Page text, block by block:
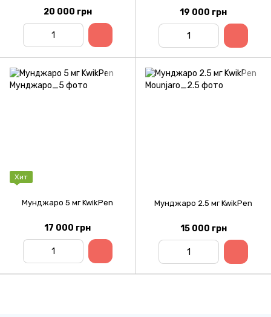
20 000 грн 19 000 грн
Хит
Мунджаро 5 мг KwikPen
17 000 грн
Мунджаро 2.5 мг KwikPen
15 000 грн